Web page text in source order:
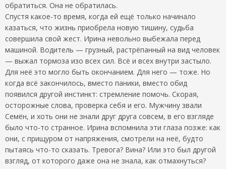
обратиться. Она не обратилась.
Спустя какое-то время, когда ей ещё только начинало
казаться, что жизнь приобрела новую тишину, судьба
совершила свой жест. Ирина невольно выбежала перед
машиной. Водитель — грузный, растрёпанный на вид человек
— выжал тормоза изо всех сил. Всё и всех внутри застыло.
Для неё это могло быть окончанием. Для него — тоже. Но
когда всё закончилось, вместо паники, вместо обид
появился другой инстинкт: стремление помочь. Скорая,
осторожные слова, проверка себя и его. Мужчину звали
Семён, и хоть они не знали друг друга совсем, в его взгляде
было что-то странное. Ирина вспомнила эти глаза позже: как
они, с прищуром от напряжения, смотрели на неё, будто
пытаясь что-то сказать. Тревога? Вина? Или это был другой
взгляд, от которого даже она не знала, как отмахнуться?